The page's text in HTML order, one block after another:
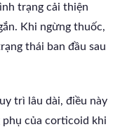
trạng cải thiện
Khi ngừng thuốc,
thái ban đầu sau
trì lâu dài, điều này
của corticoid khi